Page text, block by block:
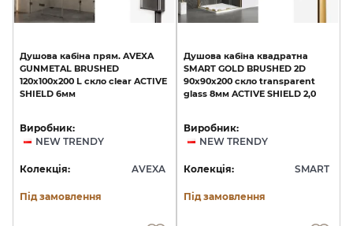
Душова кабіна прям. AVEXA
GUNMETAL BRUSHED
120x100x200 L скло clear ACTIVE
SHIELD 6мм
Виробник:
NEW TRENDY
Колекція: AVEXA
Під замовлення
Душова кабіна квадратна
SMART GOLD BRUSHED 2D
90x90х200 скло transparent
glass 8мм ACTIVE SHIELD 2,0
Виробник:
NEW TRENDY
Колекція: SMART
Під замовлення